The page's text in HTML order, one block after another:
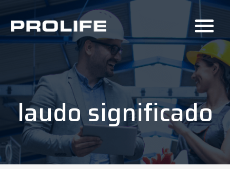
laudo significado